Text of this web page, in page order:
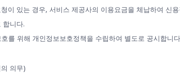
이 있는 경우, 서비스 제공사의 이용요금을 체납하여 신
합니다.
를 위해 개인정보보호정책을 수립하여 별도로 공시합니
의무)